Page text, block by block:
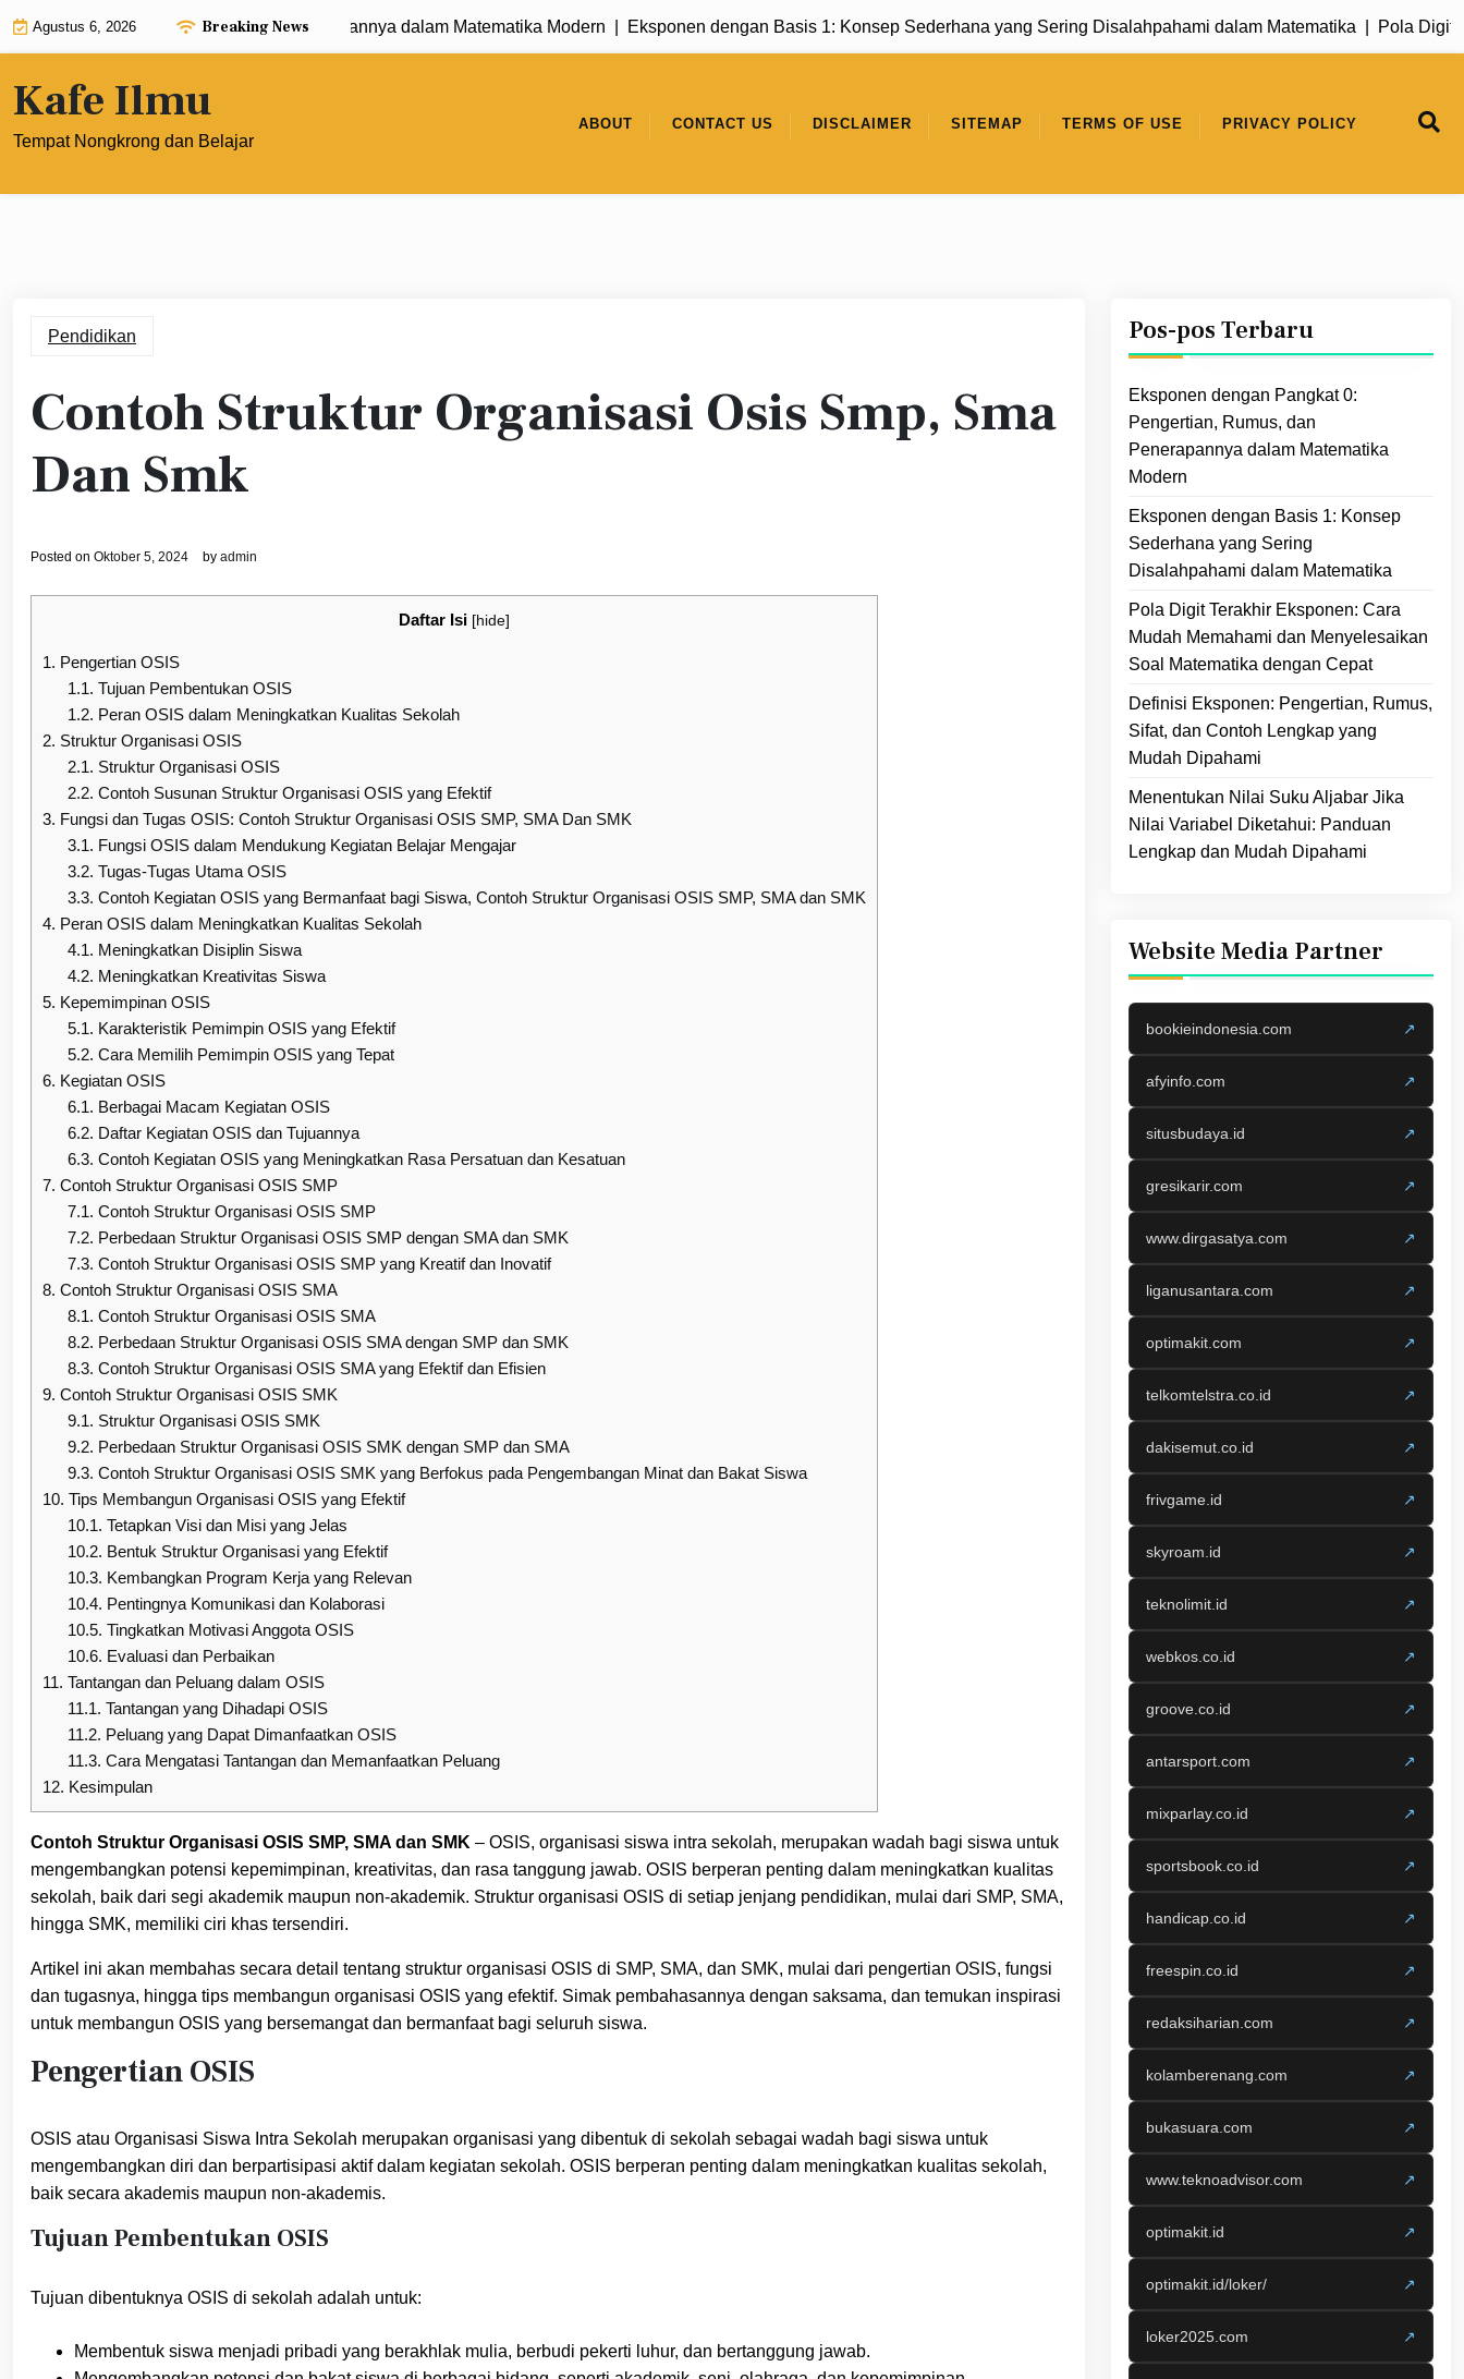
Agustus 6, 2026 Breaking News
0: Pengertian, Rumus, dan Penerapannya dalam Matematika Modern |Eksponen dengan Basis 1: Konsep Sederhana yang Sering Disalahpahami dalam Matematika |Pola Digit
Kafe Ilmu
Tempat Nongkrong dan Belajar
ABOUT CONTACT US DISCLAIMER SITEMAP TERMS OF USE PRIVACY POLICY
Pendidikan
Contoh Struktur Organisasi Osis Smp, Sma
Dan Smk
Posted on Oktober 5, 2024 by admin
Daftar Isi [hide]
1. Pengertian OSIS
1.1. Tujuan Pembentukan OSIS
1.2. Peran OSIS dalam Meningkatkan Kualitas Sekolah
2. Struktur Organisasi OSIS
2.1. Struktur Organisasi OSIS
2.2. Contoh Susunan Struktur Organisasi OSIS yang Efektif
3. Fungsi dan Tugas OSIS: Contoh Struktur Organisasi OSIS SMP, SMA Dan SMK
3.1. Fungsi OSIS dalam Mendukung Kegiatan Belajar Mengajar
3.2. Tugas-Tugas Utama OSIS
3.3. Contoh Kegiatan OSIS yang Bermanfaat bagi Siswa, Contoh Struktur Organisasi OSIS SMP, SMA dan SMK
4. Peran OSIS dalam Meningkatkan Kualitas Sekolah
4.1. Meningkatkan Disiplin Siswa
4.2. Meningkatkan Kreativitas Siswa
5. Kepemimpinan OSIS
5.1. Karakteristik Pemimpin OSIS yang Efektif
5.2. Cara Memilih Pemimpin OSIS yang Tepat
6. Kegiatan OSIS
6.1. Berbagai Macam Kegiatan OSIS
6.2. Daftar Kegiatan OSIS dan Tujuannya
6.3. Contoh Kegiatan OSIS yang Meningkatkan Rasa Persatuan dan Kesatuan
7. Contoh Struktur Organisasi OSIS SMP
7.1. Contoh Struktur Organisasi OSIS SMP
7.2. Perbedaan Struktur Organisasi OSIS SMP dengan SMA dan SMK
7.3. Contoh Struktur Organisasi OSIS SMP yang Kreatif dan Inovatif
8. Contoh Struktur Organisasi OSIS SMA
8.1. Contoh Struktur Organisasi OSIS SMA
8.2. Perbedaan Struktur Organisasi OSIS SMA dengan SMP dan SMK
8.3. Contoh Struktur Organisasi OSIS SMA yang Efektif dan Efisien
9. Contoh Struktur Organisasi OSIS SMK
9.1. Struktur Organisasi OSIS SMK
9.2. Perbedaan Struktur Organisasi OSIS SMK dengan SMP dan SMA
9.3. Contoh Struktur Organisasi OSIS SMK yang Berfokus pada Pengembangan Minat dan Bakat Siswa
10. Tips Membangun Organisasi OSIS yang Efektif
10.1. Tetapkan Visi dan Misi yang Jelas
10.2. Bentuk Struktur Organisasi yang Efektif
10.3. Kembangkan Program Kerja yang Relevan
10.4. Pentingnya Komunikasi dan Kolaborasi
10.5. Tingkatkan Motivasi Anggota OSIS
10.6. Evaluasi dan Perbaikan
11. Tantangan dan Peluang dalam OSIS
11.1. Tantangan yang Dihadapi OSIS
11.2. Peluang yang Dapat Dimanfaatkan OSIS
11.3. Cara Mengatasi Tantangan dan Memanfaatkan Peluang
12. Kesimpulan
Contoh Struktur Organisasi OSIS SMP, SMA dan SMK – OSIS, organisasi siswa intra sekolah, merupakan wadah bagi siswa untuk
mengembangkan potensi kepemimpinan, kreativitas, dan rasa tanggung jawab. OSIS berperan penting dalam meningkatkan kualitas
sekolah, baik dari segi akademik maupun non-akademik. Struktur organisasi OSIS di setiap jenjang pendidikan, mulai dari SMP, SMA,
hingga SMK, memiliki ciri khas tersendiri.
Artikel ini akan membahas secara detail tentang struktur organisasi OSIS di SMP, SMA, dan SMK, mulai dari pengertian OSIS, fungsi
dan tugasnya, hingga tips membangun organisasi OSIS yang efektif. Simak pembahasannya dengan saksama, dan temukan inspirasi
untuk membangun OSIS yang bersemangat dan bermanfaat bagi seluruh siswa.
Pengertian OSIS
OSIS atau Organisasi Siswa Intra Sekolah merupakan organisasi yang dibentuk di sekolah sebagai wadah bagi siswa untuk
mengembangkan diri dan berpartisipasi aktif dalam kegiatan sekolah. OSIS berperan penting dalam meningkatkan kualitas sekolah,
baik secara akademis maupun non-akademis.
Tujuan Pembentukan OSIS
Tujuan dibentuknya OSIS di sekolah adalah untuk:
Membentuk siswa menjadi pribadi yang berakhlak mulia, berbudi pekerti luhur, dan bertanggung jawab.
Pos-pos Terbaru
Eksponen dengan Pangkat 0:
Pengertian, Rumus, dan
Penerapannya dalam Matematika
Modern
Eksponen dengan Basis 1: Konsep
Sederhana yang Sering
Disalahpahami dalam Matematika
Pola Digit Terakhir Eksponen: Cara
Mudah Memahami dan Menyelesaikan
Soal Matematika dengan Cepat
Definisi Eksponen: Pengertian, Rumus,
Sifat, dan Contoh Lengkap yang
Mudah Dipahami
Menentukan Nilai Suku Aljabar Jika
Nilai Variabel Diketahui: Panduan
Lengkap dan Mudah Dipahami
Website Media Partner
bookieindonesia.com ↗
afyinfo.com ↗
situsbudaya.id ↗
gresikarir.com ↗
www.dirgasatya.com ↗
liganusantara.com ↗
optimakit.com ↗
telkomtelstra.co.id ↗
dakisemut.co.id ↗
frivgame.id ↗
skyroam.id ↗
teknolimit.id ↗
webkos.co.id ↗
groove.co.id ↗
antarsport.com ↗
mixparlay.co.id ↗
sportsbook.co.id ↗
handicap.co.id ↗
freespin.co.id ↗
redaksiharian.com ↗
kolamberenang.com ↗
bukasuara.com ↗
www.teknoadvisor.com ↗
optimakit.id ↗
optimakit.id/loker/ ↗
loker2025.com ↗